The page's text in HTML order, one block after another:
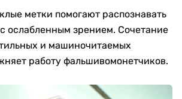
метки помогают распознавать
ослабленным зрением. Сочетание
и машиночитаемых
работу фальшивомонетчиков.